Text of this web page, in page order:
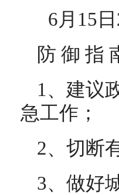
6月15
防 御 指
1、建议
急工作；
2、切断
3、做好